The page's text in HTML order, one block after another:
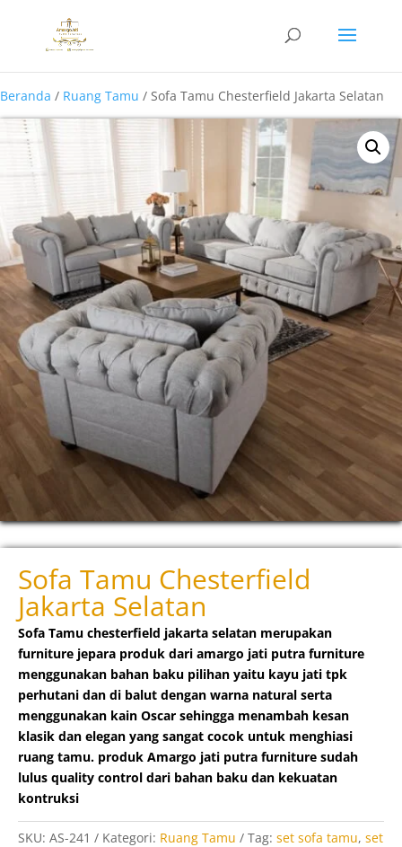
Beranda / Ruang Tamu / Sofa Tamu Chesterfield Jakarta Selatan
Sofa Tamu Chesterfield
Jakarta Selatan
Sofa Tamu chesterfield jakarta selatan merupakan
furniture jepara produk dari amargo jati putra furniture
menggunakan bahan baku pilihan yaitu kayu jati tpk
perhutani dan di balut dengan warna natural serta
menggunakan kain Oscar sehingga menambah kesan
klasik dan elegan yang sangat cocok untuk menghiasi
ruang tamu. produk Amargo jati putra furniture sudah
lulus quality control dari bahan baku dan kekuatan
kontruksi
SKU: AS-241 Kategori: Ruang Tamu Tag: set sofa tamu, set